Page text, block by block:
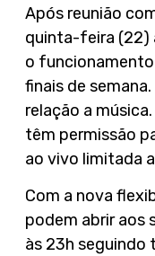
Após reunião
quinta-feira (22)
o
finais de
relação a
têm permissão
ao vivo limitada
Com a nova
podem abrir aos
às 23h seguindo